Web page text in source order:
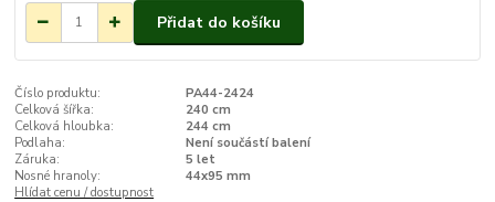
Přidat do košíku
Číslo produktu:
PA44-2424
Celková šířka:
240 cm
Celková hloubka:
244 cm
Podlaha:
Není součástí balení
Záruka:
5 let
Nosné hranoly:
44x95 mm
Hlídat cenu / dostupnost